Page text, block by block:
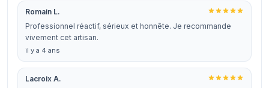
Romain L.
Professionnel réactif, sérieux et honnête. Je recommande
vivement cet artisan.
il y a 4 ans
Lacroix A.